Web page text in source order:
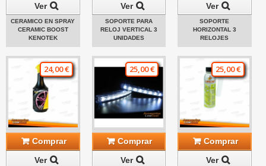
Ver
CERAMICO EN SPRAY
CERAMIC BOOST
KENOTEK
Ver
SOPORTE PARA
RELOJ VERTICAL 3
UNIDADES
Ver
SOPORTE
HORIZONTAL 3
RELOJES
24,00 €
Comprar
Ver
25,00 €
Comprar
Ver
25,00 €
Comprar
Ver